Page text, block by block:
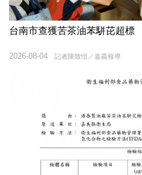
台南市查獲苦茶油苯駢芘超
記者陳致愷／嘉義報導
2026-08-04